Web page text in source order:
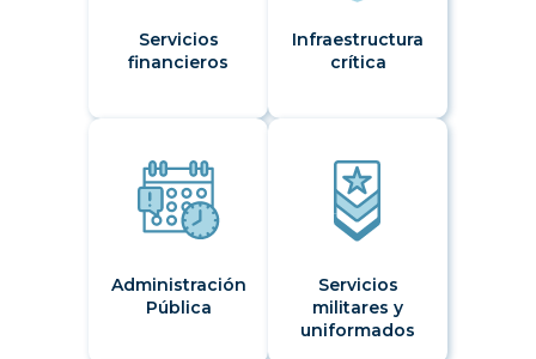
Servicios
financieros
Infraestructura
crítica
Administración
Pública
Servicios
militares y
uniformados